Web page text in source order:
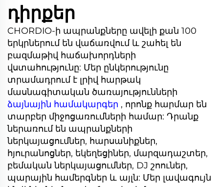
դիրքեր
CHORDIO-ի ապրանքները ավելի քան 100
երկրներում են վաճառվում և շահել են
բազմաթիվ հաճախորդների
վստահությունը: Մեր ընկերությունը
տրամադրում է լրիվ հարթակ
մասնագիտական ծառայությունների
ձայնային համակարգեր , որոնք հարմար են
տարբեր միջոցառումների համար: Դրանք
ներառում են ապրանքների
ներկայացումներ, հարսանիքներ,
հյուրանոցներ, եկեղեցիներ, մարզադաշտեր,
բեմական ներկայացումներ, DJ շոուներ,
պարային համերգներ և այլն: Մեր լավագույն